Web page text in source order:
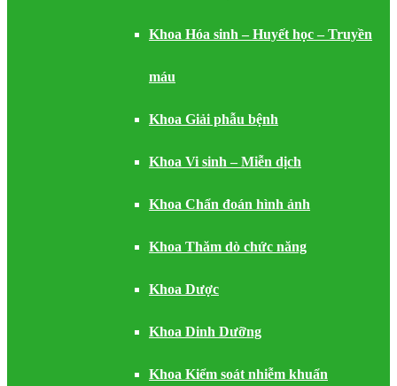
Khoa Hóa sinh – Huyết học – Truyền
máu
Khoa Giải phẫu bệnh
Khoa Vi sinh – Miễn dịch
Khoa Chẩn đoán hình ảnh
Khoa Thăm dò chức năng
Khoa Dược
Khoa Dinh Dưỡng
Khoa Kiểm soát nhiễm khuẩn